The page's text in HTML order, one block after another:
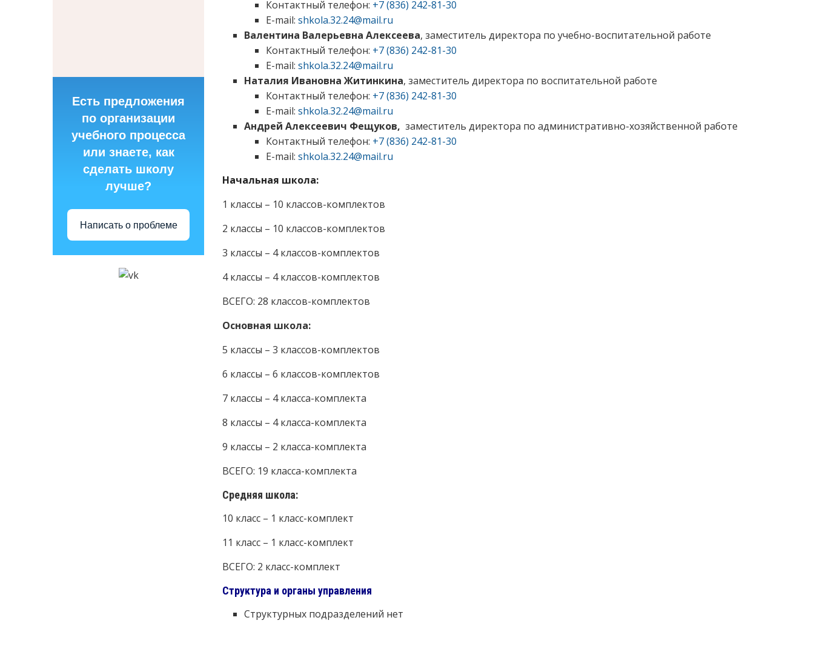
Есть предложения
по организации
учебного процесса
или знаете, как
сделать школу
лучше?
Написать о проблеме
Контактный телефон: +7 (836) 242-81-30
E-mail: shkola.32.24@mail.ru
Валентина Валерьевна Алексеева, заместитель директора по учебно-воспитательной работе
Контактный телефон: +7 (836) 242-81-30
E-mail: shkola.32.24@mail.ru
Наталия Ивановна Житинкина, заместитель директора по воспитательной работе
Контактный телефон: +7 (836) 242-81-30
E-mail: shkola.32.24@mail.ru
Андрей Алексеевич Фещуков, заместитель директора по административно-хозяйственной работе
Контактный телефон: +7 (836) 242-81-30
E-mail: shkola.32.24@mail.ru
Начальная школа:
1 классы – 10 классов-комплектов
2 классы – 10 классов-комплектов
3 классы – 4 классов-комплектов
4 классы – 4 классов-комплектов
ВСЕГО: 28 классов-комплектов
Основная школа:
5 классы – 3 классов-комплектов
6 классы – 6 классов-комплектов
7 классы – 4 класса-комплекта
8 классы – 4 класса-комплекта
9 классы – 2 класса-комплекта
ВСЕГО: 19 класса-комплекта
Средняя школа:
10 класс – 1 класс-комплект
11 класс – 1 класс-комплект
ВСЕГО: 2 класс-комплект
Структура и органы управления
Структурных подразделений нет